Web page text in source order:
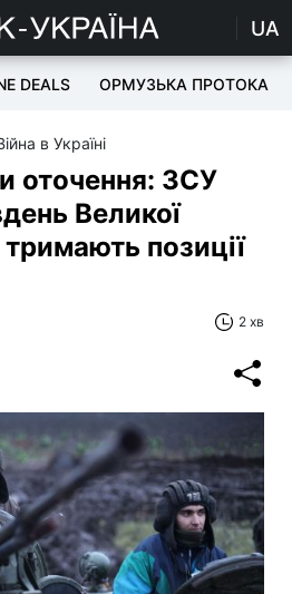
UA
DEALS ОРМУЗЬКА ПРОТОКА
в Україні
оточення: ЗСУ
Великої
позиції
2 хв